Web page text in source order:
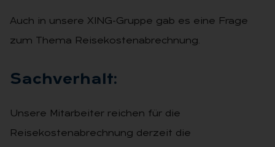
Auch in unsere XING-Gruppe gab es eine Frage
zum Thema Reisekostenabrechnung.
Sach­ver­halt:
Unsere Mitarbeiter reichen für die
Reisekostenabrechnung derzeit die